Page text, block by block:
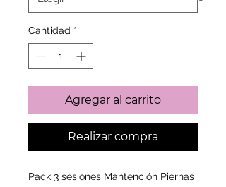
Cantidad *
Agregar al carrito
Realizar compra
Pack 3 sesiones Mantención Piernas